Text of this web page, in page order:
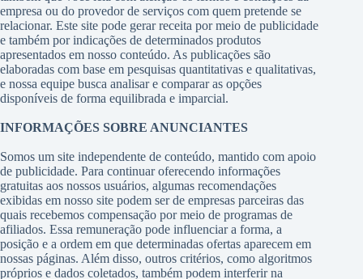
empresa ou do provedor de serviços com quem pretende se
relacionar. Este site pode gerar receita por meio de publicidade
e também por indicações de determinados produtos
apresentados em nosso conteúdo. As publicações são
elaboradas com base em pesquisas quantitativas e qualitativas,
e nossa equipe busca analisar e comparar as opções
disponíveis de forma equilibrada e imparcial.
INFORMAÇÕES SOBRE ANUNCIANTES
Somos um site independente de conteúdo, mantido com apoio
de publicidade. Para continuar oferecendo informações
gratuitas aos nossos usuários, algumas recomendações
exibidas em nosso site podem ser de empresas parceiras das
quais recebemos compensação por meio de programas de
afiliados. Essa remuneração pode influenciar a forma, a
posição e a ordem em que determinadas ofertas aparecem em
nossas páginas. Além disso, outros critérios, como algoritmos
próprios e dados coletados, também podem interferir na